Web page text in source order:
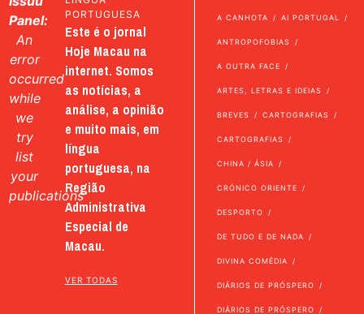
Panel:
An
error
occurred
while
we
try
list
your
publications
PORTUGUESA
Este é o jornal
Hoje Macau na
internet. Somos
as notícias, a
análise, a opinião
e muito mais, em
língua
portuguesa, na
Região
Administrativa
Especial de
Macau.
VER TODAS
A CANHOTA AI PORTUGAL
ANTROPOFOBIAS
A OUTRA FACE
ARTES, LETRAS E IDEIAS
BREVES CARTOGRAFIAS
CARTOGRAFIAS
CHINA / ÁSIA
CRÓNICO ORIENTE
DESPORTO
DE TUDO E DE NADA
DIVINA COMÉDIA
DIÁRIOS DE PRÓSPERO
DIÁRIOS DE PRÓSPERO